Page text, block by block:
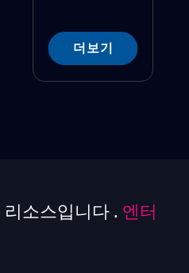
더보기
소스입니다 . 엔터